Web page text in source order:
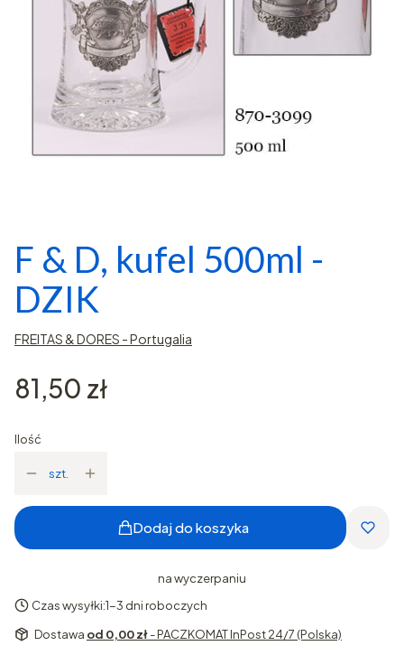
F & D, kufel 500ml -
DZIK
FREITAS & DORES - Portugalia
Cena
81,50 zł
Ilość
szt.
Dodaj do koszyka
na wyczerpaniu
Czas wysyłki:1-3 dni roboczych
Dostawa od 0,00 zł- PACZKOMAT InPost 24/7 (Polska)